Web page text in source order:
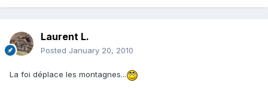
Laurent L.
Posted January 20, 2010
La foi déplace les montagnes...